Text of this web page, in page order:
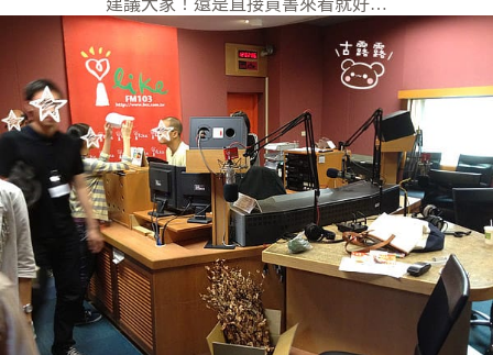
建議大家！還是直接買書來看就好…